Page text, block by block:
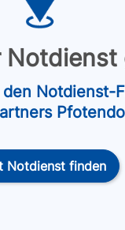
Notdienst-
Notdienst finden